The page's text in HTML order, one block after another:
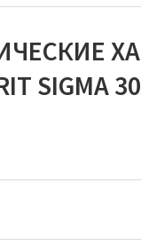
SIGMA